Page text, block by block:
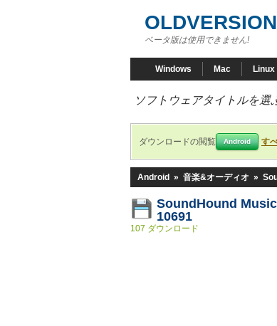
ベータ版は使用できません!
Windows Mac Linux
ソフトウェアタイトルを選
ダウンロードの閲覧 Android す
Android » 音楽&オーディオ »
SoundHound
10691
107 ダウンロード